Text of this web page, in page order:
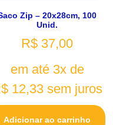
Zip – 20x28cm, 100
Unid.
R$ 37,00
em até 3x de
12,33 sem juros
Adicionar ao carrinho